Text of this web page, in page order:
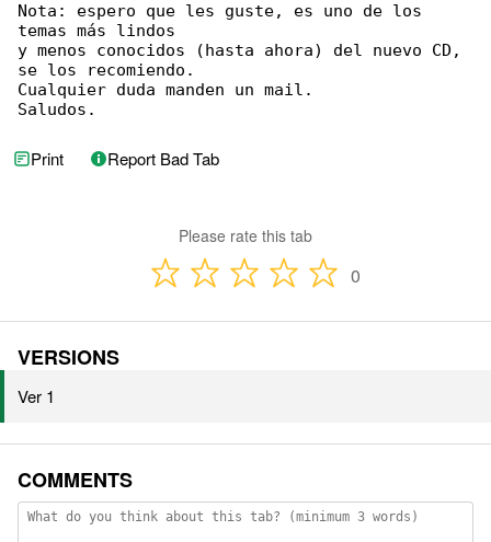
Nota: espero que les guste, es uno de los
temas más lindos
y menos conocidos (hasta ahora) del nuevo CD,
se los recomiendo.
Cualquier duda manden un mail.
Saludos.
Print Report Bad Tab
Please rate this tab
0
VERSIONS
Ver 1
COMMENTS